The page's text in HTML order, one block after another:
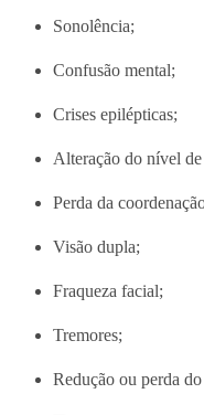
Sonolência;
Confusão mental;
Crises epilépticas;
Alteração do nível
Perda da
Visão dupla;
Fraqueza facial;
Tremores;
Redução ou perda